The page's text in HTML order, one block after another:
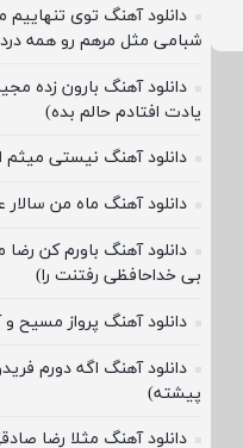
دانلود آهنگ توی
شبامی مثل مرهم رو همه
دانلود آهنگ بارون زده
یادت افتادم حالم بده)
دانلود آهنگ نیستی میثم
دانلود آهنگ ماه من سالار
دانلود آهنگ باورم کن رضا
بی خداحافظی رفتنت را)
دانلود آهنگ پرواز مسیح
دانلود آهنگ اگه دورم
پیشته)
دانلود آهنگ مثلا رضا